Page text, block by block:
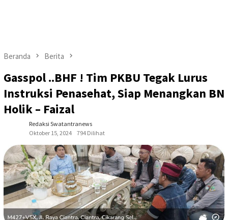
Beranda Berita
Gasspol ..BHF ! Tim PKBU Tegak Lurus
Instruksi Penasehat, Siap Menangkan BN
Holik – Faizal
Redaksi Swatantranews
Oktober 15, 2024
794 Dilihat